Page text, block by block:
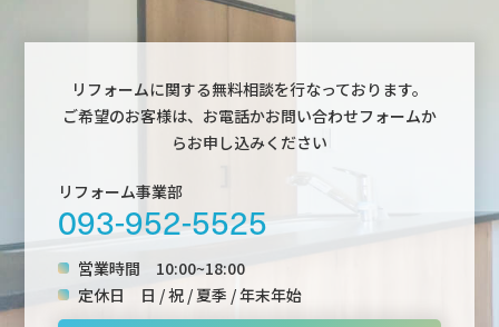
リフォームに関する無料相談を行なっております。
ご希望のお客様は、お電話かお問い合わせフォームか
らお申し込みください
リフォーム事業部
093-952-5525
営業時間 10:00~18:00
定休日
日 / 祝 / 夏季 / 年末年始